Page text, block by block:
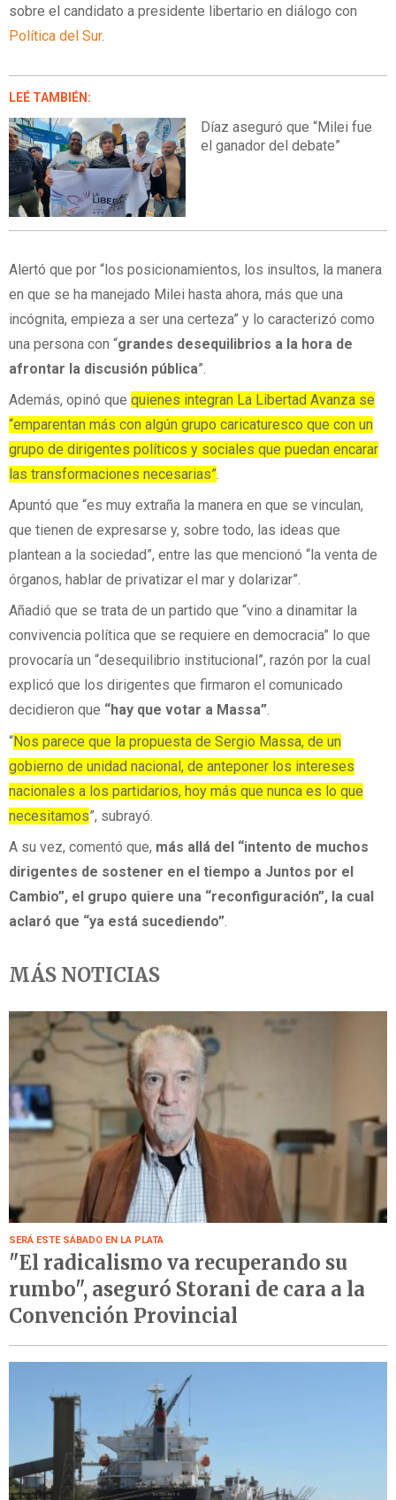
sobre el candidato a presidente libertario en diálogo con
Política del Sur.
LEÉ TAMBIÉN:
Díaz aseguró que “Milei fue
el ganador del debate”
Alertó que por “los posicionamientos, los insultos, la manera
en que se ha manejado Milei hasta ahora, más que una
incógnita, empieza a ser una certeza” y lo caracterizó como
una persona con “grandes desequilibrios a la hora de
afrontar la discusión pública”.
Además, opinó que quienes integran La Libertad Avanza se
“emparentan más con algún grupo caricaturesco que con un
grupo de dirigentes políticos y sociales que puedan encarar
las transformaciones necesarias”
Apuntó que “es muy extraña la manera en que se vinculan,
que tienen de expresarse y, sobre todo, las ideas que
plantean a la sociedad”, entre las que mencionó “la venta de
órganos, hablar de privatizar el mar y dolarizar”.
Añadió que se trata de un partido que “vino a dinamitar la
convivencia política que se requiere en democracia” lo que
provocaría un “desequilibrio institucional”, razón por la cual
explicó que los dirigentes que firmaron el comunicado
decidieron que “hay que votar a Massa”.
“Nos parece que la propuesta de Sergio Massa, de un
gobierno de unidad nacional, de anteponer los intereses
nacionales a los partidarios, hoy más que nunca es lo que
necesitamos”, subrayó.
A su vez, comentó que, más allá del “intento de muchos
dirigentes de sostener en el tiempo a Juntos por el
Cambio”, el grupo quiere una “reconfiguración”, la cual
aclaró que “ya está sucediendo”
MÁS NOTICIAS
SERÁ ESTE SÁBADO EN LA PLATA
"El radicalismo va recuperando su
rumbo", aseguró Storani de cara a la
Convención Provincial